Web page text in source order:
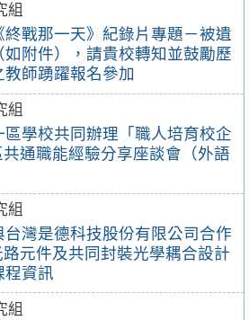
組
戰那一天》紀錄片專題－被遺
附件），請貴校轉知並鼓勵歷
師踴躍報名參加
組
學校共同辦理「職人培育校企
通職能經驗分享座談會（外語
組
灣是德科技股份有限公司合作
元件及共同封裝光學耦合設計
程資訊
組